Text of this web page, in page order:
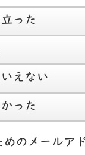
った
えない
った
めのメールア